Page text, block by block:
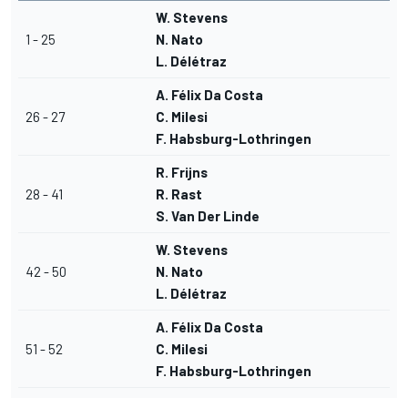
1 - 25
W. Stevens
N. Nato
L. Délétraz
26 - 27
A. Félix Da Costa
C. Milesi
F. Habsburg-Lothringen
28 - 41
R. Frijns
R. Rast
S. Van Der Linde
42 - 50
W. Stevens
N. Nato
L. Délétraz
51 - 52
A. Félix Da Costa
C. Milesi
F. Habsburg-Lothringen